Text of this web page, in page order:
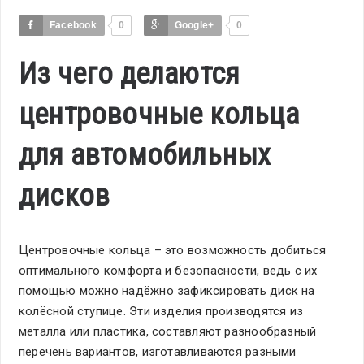
Facebook 0 Google+ 0
Из чего делаются
центровочные кольца
для автомобильных
дисков
Центровочные кольца – это возможность добиться
оптимального комфорта и безопасности, ведь с их
помощью можно надёжно зафиксировать диск на
колёсной ступице. Эти изделия производятся из
металла или пластика, составляют разнообразный
перечень вариантов, изготавливаются разными